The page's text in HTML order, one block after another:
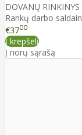
DOVANŲ
Rankų darbo
€3700
Į krepšelį
Į norų sąrašą